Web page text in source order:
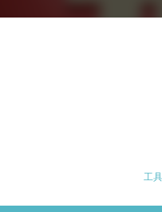
工具